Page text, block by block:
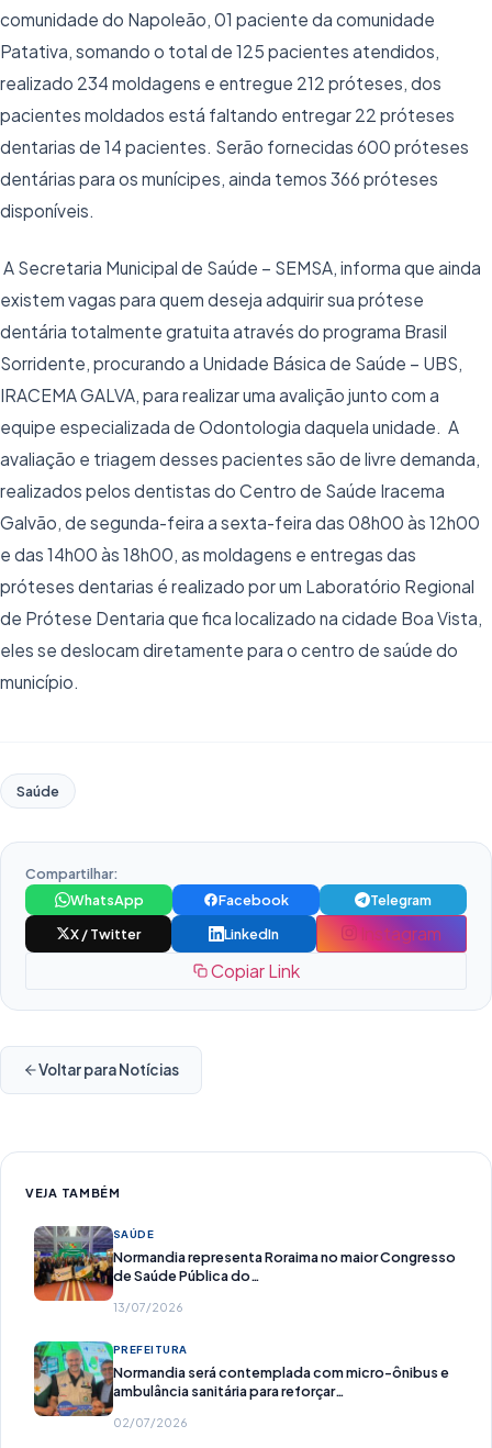
comunidade do Napoleão, 01 paciente da comunidade
Patativa, somando o total de 125 pacientes atendidos,
realizado 234 moldagens e entregue 212 próteses, dos
pacientes moldados está faltando entregar 22 próteses
dentarias de 14 pacientes. Serão fornecidas 600 próteses
dentárias para os munícipes, ainda temos 366 próteses
disponíveis.
A Secretaria Municipal de Saúde – SEMSA, informa que ainda
existem vagas para quem deseja adquirir sua prótese
dentária totalmente gratuita através do programa Brasil
Sorridente, procurando a Unidade Básica de Saúde – UBS,
IRACEMA GALVA, para realizar uma avalição junto com a
equipe especializada de Odontologia daquela unidade. A
avaliação e triagem desses pacientes são de livre demanda,
realizados pelos dentistas do Centro de Saúde Iracema
Galvão, de segunda-feira a sexta-feira das 08h00 às 12h00
e das 14h00 às 18h00, as moldagens e entregas das
próteses dentarias é realizado por um Laboratório Regional
de Prótese Dentaria que fica localizado na cidade Boa Vista,
eles se deslocam diretamente para o centro de saúde do
município.
Saúde
Compartilhar:
WhatsApp
Facebook
Telegram
X / Twitter
LinkedIn
Instagram
Copiar Link
Voltar para Notícias
VEJA TAMBÉM
SAÚDE
Normandia representa Roraima no maior Congresso
de Saúde Pública do…
13/07/2026
PREFEITURA
Normandia será contemplada com micro-ônibus e
ambulância sanitária para reforçar…
02/07/2026